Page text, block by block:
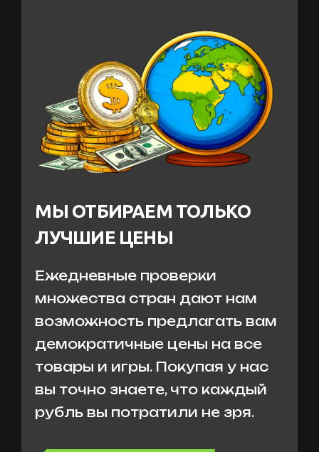
МЫ ОТБИРАЕМ ТОЛЬКО
ЛУЧШИЕ ЦЕНЫ
Ежедневные проверки
множества стран дают нам
возможность предлагать вам
демократичные цены на все
товары и игры. Покупая у нас
вы точно знаете, что каждый
рубль вы потратили не зря.